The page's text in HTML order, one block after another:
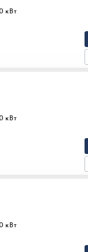
кВт
кВт
кВт